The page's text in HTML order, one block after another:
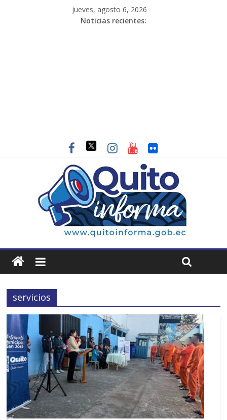
jueves, agosto 6, 2026
Noticias recientes:
servicios